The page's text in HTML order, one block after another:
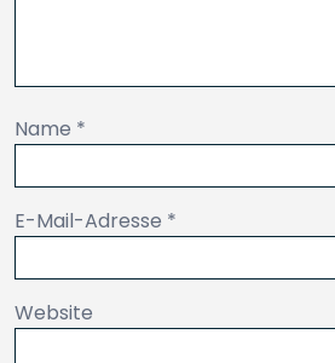
Name *
E-Mail-Adresse *
Website